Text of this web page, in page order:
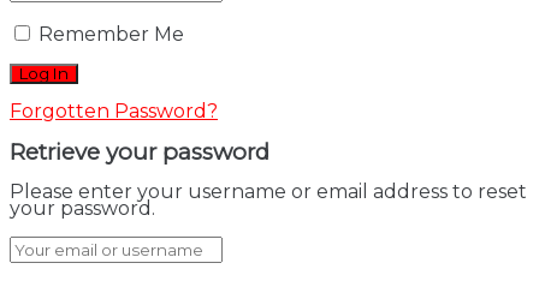
Remember Me
Forgotten Password?
Retrieve your password
Please enter your username or email address to reset
your password.